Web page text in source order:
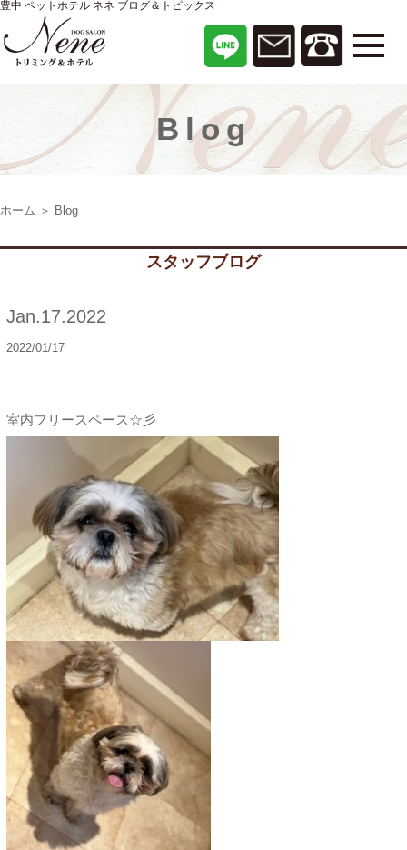
豊中 ペットホテル ネネ ブログ＆トピックス
Blog
ホーム ＞ Blog
スタッフブログ
Jan.17.2022
2022/01/17
室内フリースペース☆彡